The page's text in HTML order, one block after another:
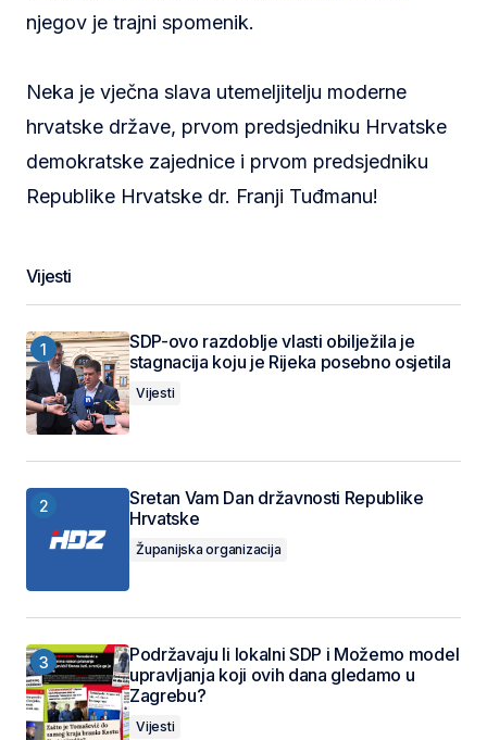
njegov je trajni spomenik.
Neka je vječna slava utemeljitelju moderne
hrvatske države, prvom predsjedniku Hrvatske
demokratske zajednice i prvom predsjedniku
Republike Hrvatske dr. Franji Tuđmanu!
Vijesti
SDP-ovo razdoblje vlasti obilježila je
stagnacija koju je Rijeka posebno osjetila
Vijesti
Sretan Vam Dan državnosti Republike
Hrvatske
Županijska organizacija
Podržavaju li lokalni SDP i Možemo model
upravljanja koji ovih dana gledamo u
Zagrebu?
Vijesti